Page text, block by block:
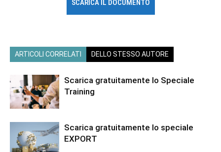
ARTICOLI CORRELATI DELLO STESSO AUTORE
Scarica gratuitamente lo Speciale
Training
Scarica gratuitamente lo speciale
EXPORT